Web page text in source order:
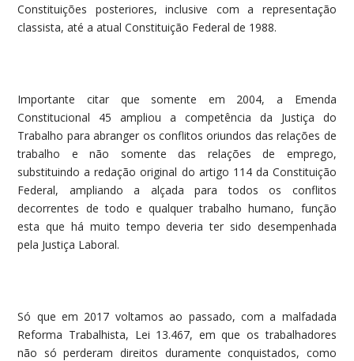
Constituições posteriores, inclusive com a representação
classista, até a atual Constituição Federal de 1988.
Importante citar que somente em 2004, a Emenda
Constitucional 45 ampliou a competência da Justiça do
Trabalho para abranger os conflitos oriundos das relações de
trabalho e não somente das relações de emprego,
substituindo a redação original do artigo 114 da Constituição
Federal, ampliando a alçada para todos os conflitos
decorrentes de todo e qualquer trabalho humano, função
esta que há muito tempo deveria ter sido desempenhada
pela Justiça Laboral.
Só que em 2017 voltamos ao passado, com a malfadada
Reforma Trabalhista, Lei 13.467, em que os trabalhadores
não só perderam direitos duramente conquistados, como